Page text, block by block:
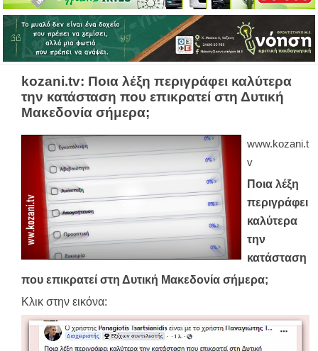
kozani.tv: Ποια λέξη περιγράφει καλύτερα
την κατάσταση που επικρατεί στη Δυτική
Μακεδονία σήμερα;
www.kozani.t
v
Ποια λέξη
περιγράφει
καλύτερα
την
κατάσταση
που επικρατεί στη Δυτική Μακεδονία σήμερα;
Κλικ στην εικόνα: